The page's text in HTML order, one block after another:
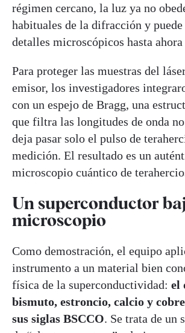
régimen cercano, la luz ya no
habituales de la difracción y
detalles microscópicos hasta
Para proteger las muestras del
emisor, los investigadores
con un espejo de Bragg, una
que filtra las longitudes de onda no
deja pasar solo el pulso de
medición. El resultado es un
microscopio cuántico de
Un superconductor
microscopio
Como demostración, el equipo
instrumento a un material bien
física de la superconductividad: el
bismuto, estroncio, calcio y
sus siglas BSCCO. Se trata de un